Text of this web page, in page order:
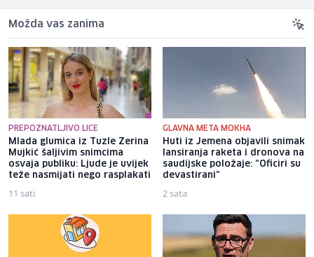
Možda vas zanima
PREPOZNATLJIVO LICE
Mlada glumica iz Tuzle Zerina
Mujkić šaljivim snimcima
osvaja publiku: Ljude je uvijek
teže nasmijati nego rasplakati
11 sati
GLAVNA META MOKHA
Huti iz Jemena objavili snimak
lansiranja raketa i dronova na
saudijske položaje: "Oficiri su
devastirani"
2 sata